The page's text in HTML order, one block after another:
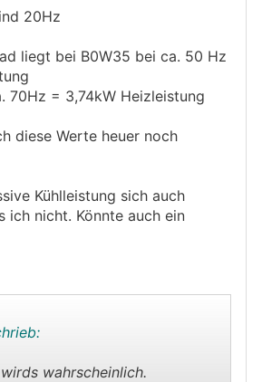
Werte richtig im Kopf habe,
20Hz
liegt bei B0W35 bei ca. 50 Hz
70Hz = 3,74kW Heizleistung
diese Werte heuer noch
Kühlleistung sich auch
ich nicht. Könnte auch ein
wahrscheinlich.